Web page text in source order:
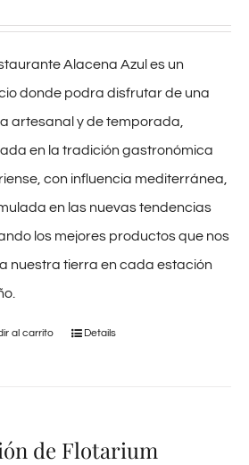
Alacena Azul es un
donde podra disfrutar de una
artesanal y de temporada,
en la tradición gastronómica
con influencia mediterránea,
en las nuevas tendencias
los mejores productos que nos
nuestra tierra en cada estación
al carrito Details
de Flotarium